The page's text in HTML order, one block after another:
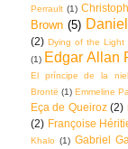
Perrault (1)
Brown (5)
(2) Dying of the Light
(1) Edgar Allan
El príncipe de la
Brontë (1) Emmeline
Eça de Queiroz (2)
(2) Françoise
Khalo (1) Gabriel